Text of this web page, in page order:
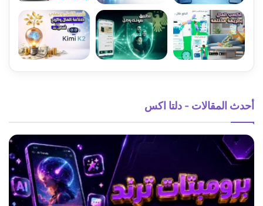
أحدث المقالات - دلتا اكس